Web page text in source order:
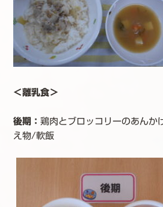
＜離乳食＞
後期： 鶏肉とブロッコリーのあんか
え物/軟飯